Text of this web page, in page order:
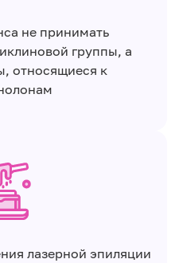
не принимать
группы, а
относящиеся к
лазерной эпиляции